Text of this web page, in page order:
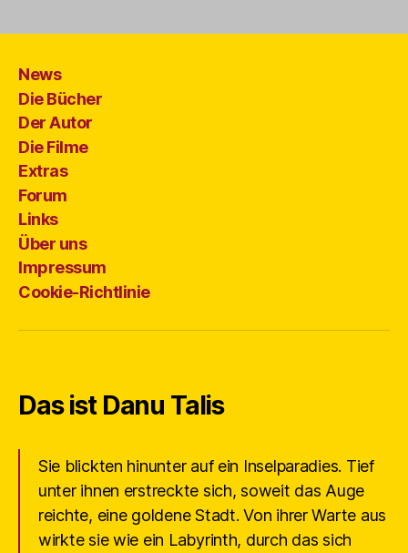
News
Die Bücher
Der Autor
Die Filme
Extras
Forum
Links
Über uns
Impressum
Cookie-Richtlinie
Das ist Danu Talis
Sie blickten hinunter auf ein Inselparadies. Tief
unter ihnen erstreckte sich, soweit das Auge
reichte, eine goldene Stadt. Von ihrer Warte aus
wirkte sie wie ein Labyrinth, durch das sich